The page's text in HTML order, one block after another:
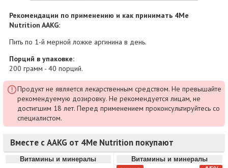
Рекомендации по применению и как принимать 4Me
Nutrition AAKG:
Пить по 1-й мерной ложке аргинина в день.
Порций в упаковке:
200 грамм - 40 порций.
Продукт не является лекарственным средством. Не превышайте
рекомендуемую дозировку. Не рекомендуется лицам, не
достигшим 18 лет. Перед применением проконсультируйтесь со
специалистом.
Вместе с AAKG от 4Me Nutrition покупают
Витамины и минералы Витамины и минералы